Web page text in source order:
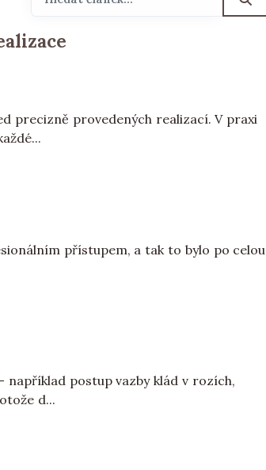
precizně provedených realizací. V praxi
přístupem, a tak to bylo po celou
například postup vazby klád v rozích,
d...